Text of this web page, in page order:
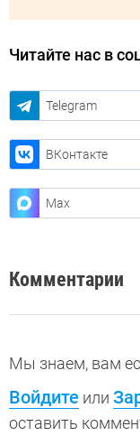
Читайте нас в
Telegram
ВКонтакте
Max
Комментарии
Мы знаем, вам
Войдите или
оставить